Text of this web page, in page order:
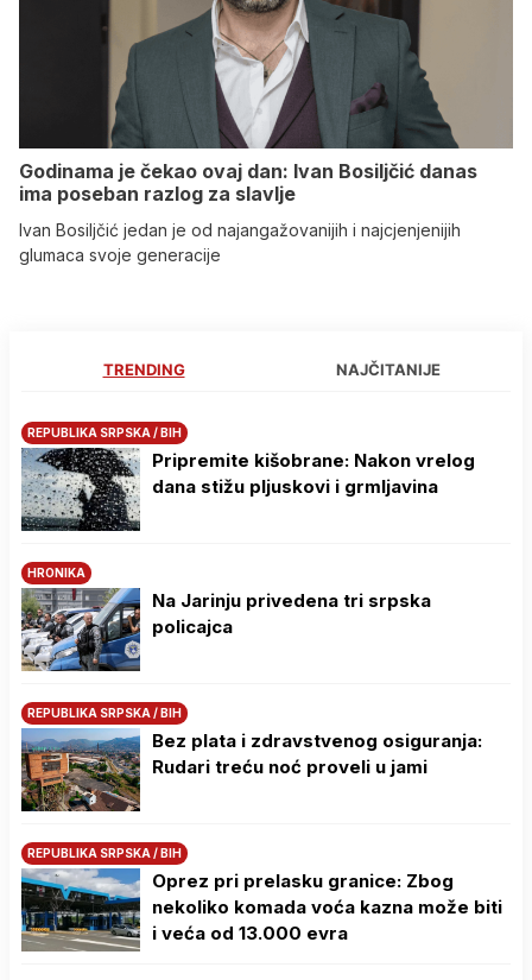
Godinama je čekao ovaj dan: Ivan Bosiljčić danas
ima poseban razlog za slavlje
Ivan Bosiljčić jedan je od najangažovanijih i najcjenjenijih
glumaca svoje generacije
TRENDING NAJČITANIJE
REPUBLIKA SRPSKA / BIH
Pripremite kišobrane: Nakon vrelog
dana stižu pljuskovi i grmljavina
HRONIKA
Na Јarinju privedena tri srpska
policajca
REPUBLIKA SRPSKA / BIH
Bez plata i zdravstvenog osiguranja:
Rudari treću noć proveli u jami
REPUBLIKA SRPSKA / BIH
Oprez pri prelasku granice: Zbog
nekoliko komada voća kazna može biti
i veća od 13.000 evra